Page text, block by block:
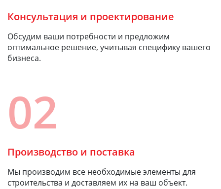
Консультация и проектирование
Обсудим ваши потребности и предложим
оптимальное решение, учитывая специфику вашего
бизнеса.
02
Производство и поставка
Мы производим все необходимые элементы для
строительства и доставляем их на ваш объект.